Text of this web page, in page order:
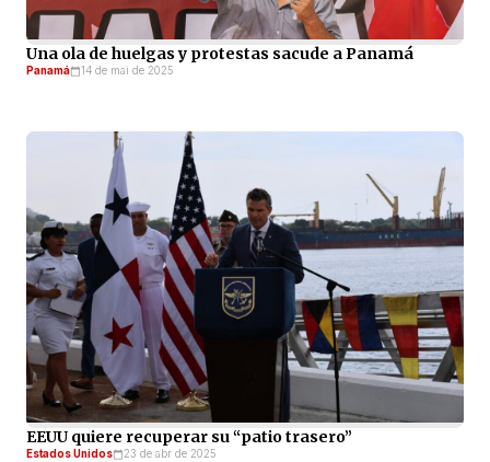
Una ola de huelgas y protestas sacude a Panamá
Panamá 14 de mai de 2025
EEUU quiere recuperar su “patio trasero”
Estados Unidos 23 de abr de 2025